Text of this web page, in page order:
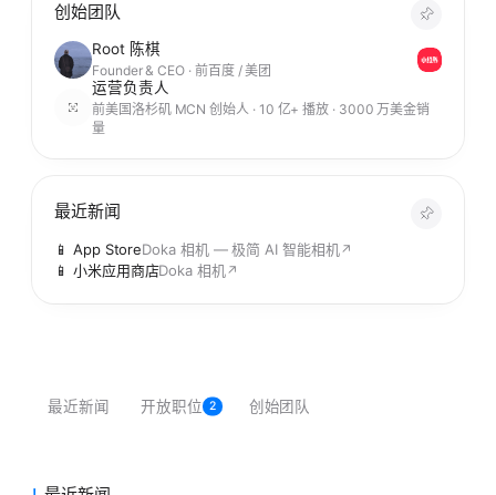
创始团队
Root 陈棋
Founder & CEO · 前百度 / 美团
运营负责人
前美国洛杉矶 MCN 创始人 · 10 亿+ 播放 · 3000 万美金销
量
最近新闻
📱 App StoreDoka 相机 — 极简 AI 智能相机↗
📱 小米应用商店Doka 相机↗
最近新闻 开放职位 2 创始团队